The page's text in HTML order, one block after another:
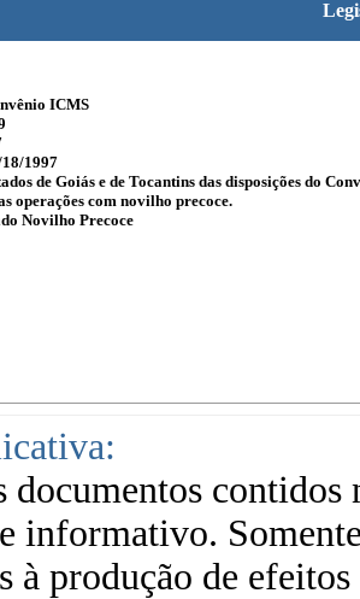
ICMS
18/1997
de Goiás e de Tocantins das disposições do
operações com novilho precoce.
Novilho Precoce
contidos
informativo.
à produção de